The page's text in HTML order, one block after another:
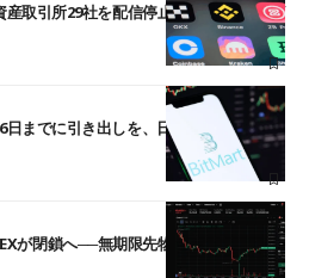
取引所29社を配信停止──OKXやバイビ
までに引き出しを、日本人利用者も対
が閉鎖へ──無期限先物を生んだ11年に